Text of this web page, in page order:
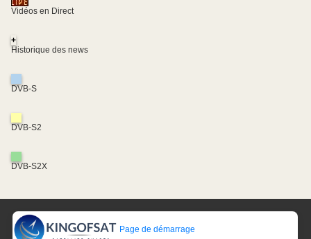
Vidéos en Direct
+
Historique des news
DVB-S
DVB-S2
DVB-S2X
Page de démarrage